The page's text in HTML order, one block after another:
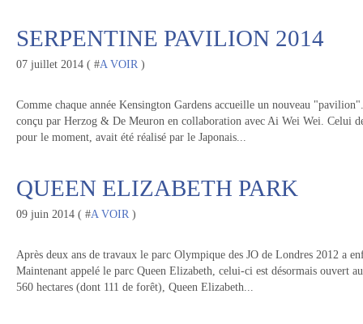
SERPENTINE PAVILION 2014
07 juillet 2014 ( #A VOIR )
Comme chaque année Kensington Gardens accueille un nouveau
conçu par Herzog & De Meuron en collaboration avec Ai Wei Wei. Celui
pour le moment, avait été réalisé par le Japonais...
QUEEN ELIZABETH PARK
09 juin 2014 ( #A VOIR )
Après deux ans de travaux le parc Olympique des JO de Londres 2012 a
Maintenant appelé le parc Queen Elizabeth, celui-ci est désormais ouvert
560 hectares (dont 111 de forêt), Queen Elizabeth...